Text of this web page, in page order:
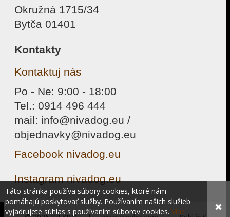
Okružná 1715/34
Bytča 01401
Kontakty
Kontaktuj nás
Po - Ne: 9:00 - 18:00
Tel.: 0914 496 444
mail: info@nivadog.eu /
objednavky@nivadog.eu
Facebook nivadog.eu
Instagram nivadog.eu
Táto stránka používa súbory cookies, ktoré nám
pomáhajú poskytovať služby. Používaním našich služieb
vyjadrujete súhlas s používaním súborov cookies. Viac ✖